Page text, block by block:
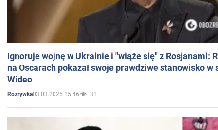
Ignoruje wojnę w Ukrainie i "wiąże się" z Rosjanami:
na Oscarach pokazał swoje prawdziwe stanowisko w
Wideo
Rozrywka03.03.2025 15:46 31